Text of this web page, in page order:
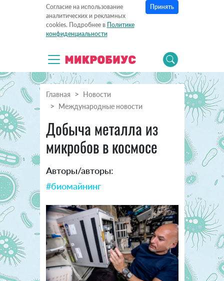
Согласие на использование
аналитических и рекламных
cookies. Подробнее в Политике
конфиденциальности
Принять
Главная
Новости
Международные новости
Добыча металла из
микробов в космосе
Авторы/авторы:
#биомайнинг